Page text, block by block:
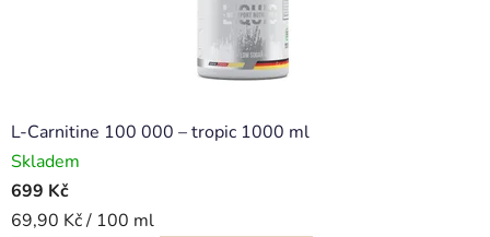
L-Carnitine 100 000 – tropic 1000 ml
Skladem
699 Kč
Měrná
69,90 Kč / 100 ml